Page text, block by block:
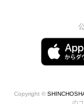
Copyright ©
の